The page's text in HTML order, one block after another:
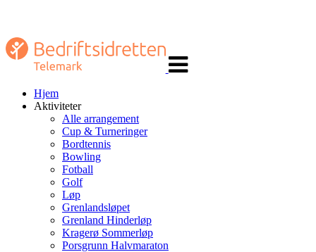
navigasjon
Hjem
Aktiviteter
Alle arrangement
Cup & Turneringer
Bordtennis
Bowling
Fotball
Golf
Løp
Grenlandsløpet
Grenland Hinderløp
Kragerø Sommerløp
Porsgrunn Halvmaraton